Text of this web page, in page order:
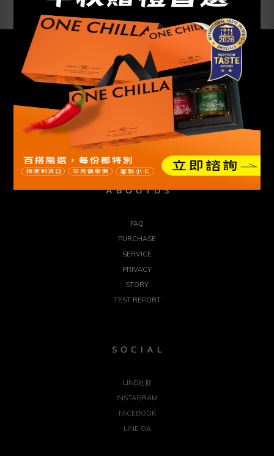
C O N T A C T
TEL 0800-276-176
MON-FRI 10:00-18:00
高雄市苓雅區四維三路237號
SERVICE@ONECHILLA.COM
A B O U T U S
FAQ
PURCHASE
SERVICE
PRIVACY
STORY
TEST REPORT
S O C I A L
LINE社群
INSTAGRAM
FACEBOOK
LINE OA